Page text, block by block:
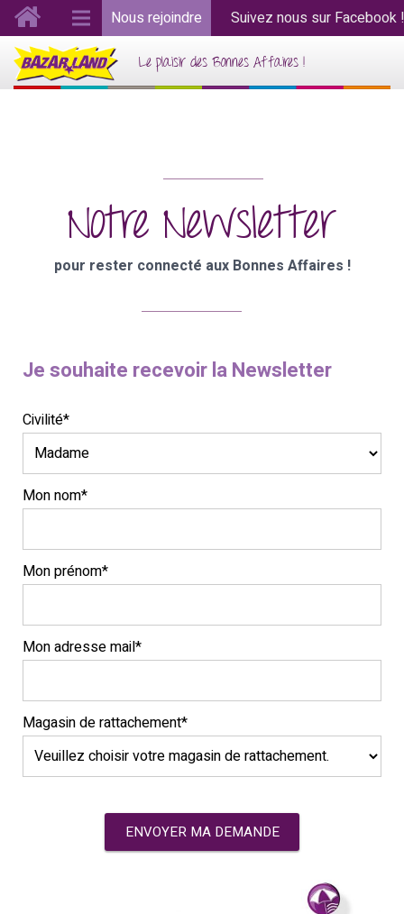
Nous rejoindre Suivez nous sur Facebook
Le plaisir des Bonnes Affaires !
Notre Newsletter
pour rester connecté aux Bonnes Affaires !
Je souhaite recevoir la Newsletter
Civilité*
Mon nom*
Mon prénom*
Mon adresse mail*
Magasin de rattachement*